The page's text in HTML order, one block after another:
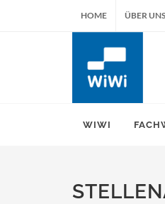
HOME ÜBER UNS
WIWI